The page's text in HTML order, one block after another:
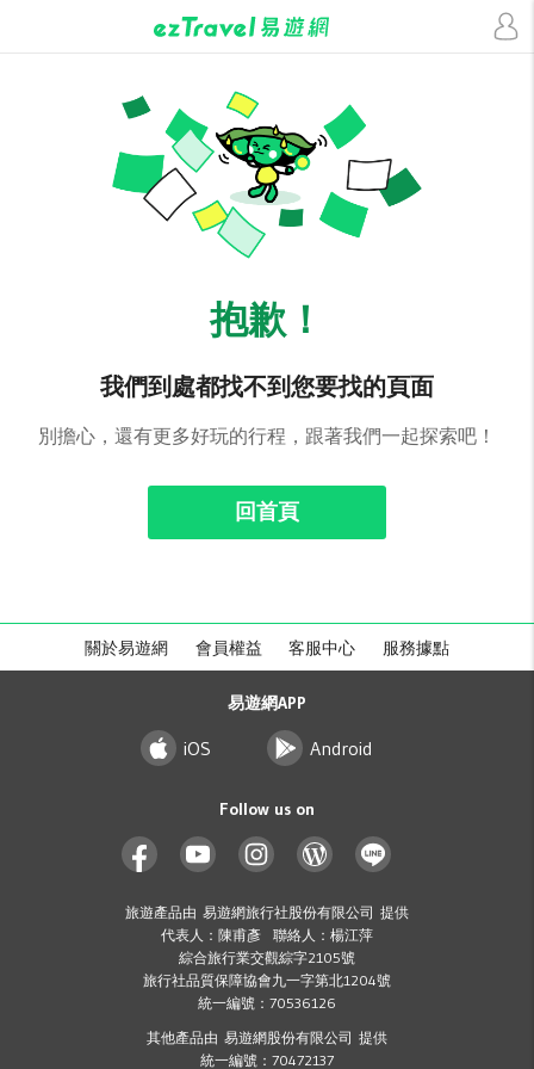
抱歉！
我們到處都找不到您要找的頁面
別擔心，還有更多好玩的行程，跟著我們一起探索吧！
回首頁
關於易遊網 會員權益 客服中心 服務據點
易遊網APP
iOS Android
Follow us on
旅遊產品由 易遊網旅行社股份有限公司 提供
代表人：陳甫彥 聯絡人：楊江萍
綜合旅行業交觀綜字2105號
旅行社品質保障協會九一字第北1204號
統一編號：70536126
其他產品由 易遊網股份有限公司 提供
統一編號：70472137